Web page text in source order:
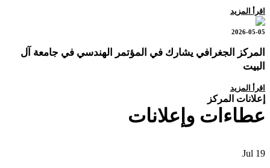
اقرأ المزيد
2026-05-05
المركز الجغرافي يشارك في المؤتمر الهندسي في جامعة آل
البيت
اقرأ المزيد
إعلانات المركز
عطاءات وإعلانات
19
Jul